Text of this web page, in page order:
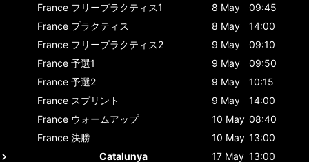
France フリープラクティス1 8 May
09:45
France プラクティス 8 May
14:00
France フリープラクティス2 9 May
09:10
France 予選1 9 May
09:50
France 予選2 9 May
10:15
France スプリント 9 May
14:00
France ウォームアップ 10 May 08:40
France 決勝 10 May 13:00
Catalunya
17 May 13:00